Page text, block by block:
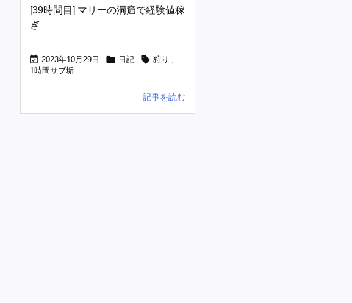
[39時間目] マリーの洞窟で経験値稼
ぎ
 2023年10月29日  日記  狩り ,
1時間サブ垢
記事を読む